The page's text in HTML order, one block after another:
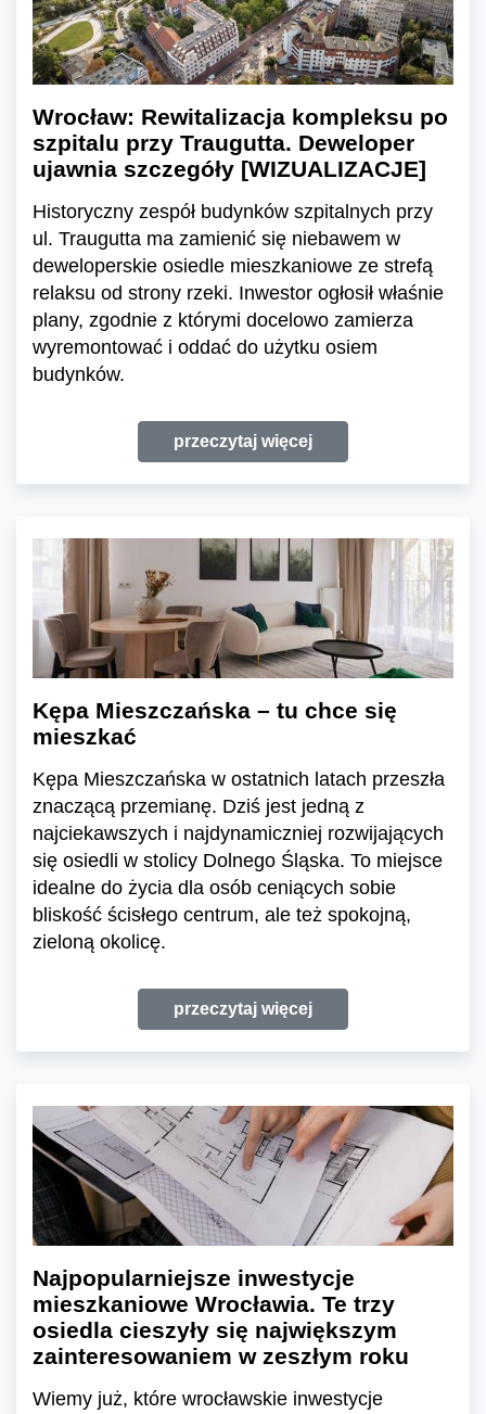
Wrocław: Rewitalizacja kompleksu po
szpitalu przy Traugutta. Deweloper
ujawnia szczegóły [WIZUALIZACJE]
Historyczny zespół budynków szpitalnych przy
ul. Traugutta ma zamienić się niebawem w
deweloperskie osiedle mieszkaniowe ze strefą
relaksu od strony rzeki. Inwestor ogłosił właśnie
plany, zgodnie z którymi docelowo zamierza
wyremontować i oddać do użytku osiem
budynków.
przeczytaj więcej
Kępa Mieszczańska – tu chce się
mieszkać
Kępa Mieszczańska w ostatnich latach przeszła
znaczącą przemianę. Dziś jest jedną z
najciekawszych i najdynamiczniej rozwijających
się osiedli w stolicy Dolnego Śląska. To miejsce
idealne do życia dla osób ceniących sobie
bliskość ścisłego centrum, ale też spokojną,
zieloną okolicę.
przeczytaj więcej
Najpopularniejsze inwestycje
mieszkaniowe Wrocławia. Te trzy
osiedla cieszyły się największym
zainteresowaniem w zeszłym roku
Wiemy już, które wrocławskie inwestycje